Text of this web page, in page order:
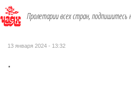
Пролетарии всех стран, подпишитесь
13 января 2024 - 13:32
.